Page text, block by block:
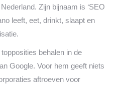
Zijn bijnaam is ‘SEO
leeft, eet, drinkt, slaapt en
behalen in de
Google. Voor hem geeft niets
aftroeven voor